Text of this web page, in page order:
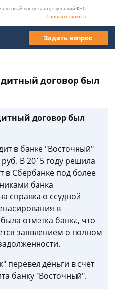
консультант, служащий ФНС
Спросить юриста
Задать вопрос
договор был
договор был
в банке "Восточный"
В 2015 году решила
в Сбербанке под более
банка
справка о ссудной
в
отметка банка, что
заявлением о полном
перевел деньги в счет
банку "Восточный".